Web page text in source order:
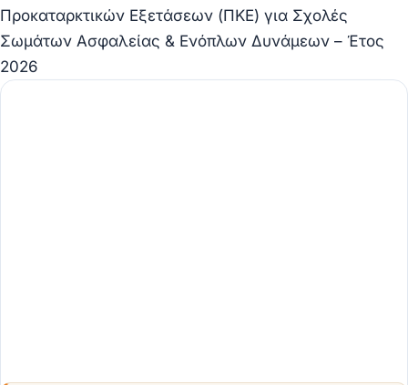
Προκαταρκτικών Εξετάσεων (ΠΚΕ) για Σχολές
Σωμάτων Ασφαλείας & Ενόπλων Δυνάμεων – Έτος
2026